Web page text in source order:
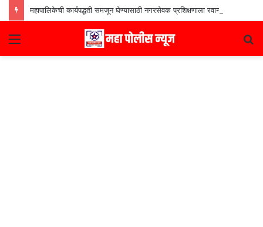
महापालिकेची कार्यपद्धती समजून घेण्यासाठी नगरसेवक प्रशिक्षणाला रवाना
Menu